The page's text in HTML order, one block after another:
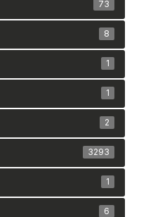
73
8
1
1
2
3293
1
6